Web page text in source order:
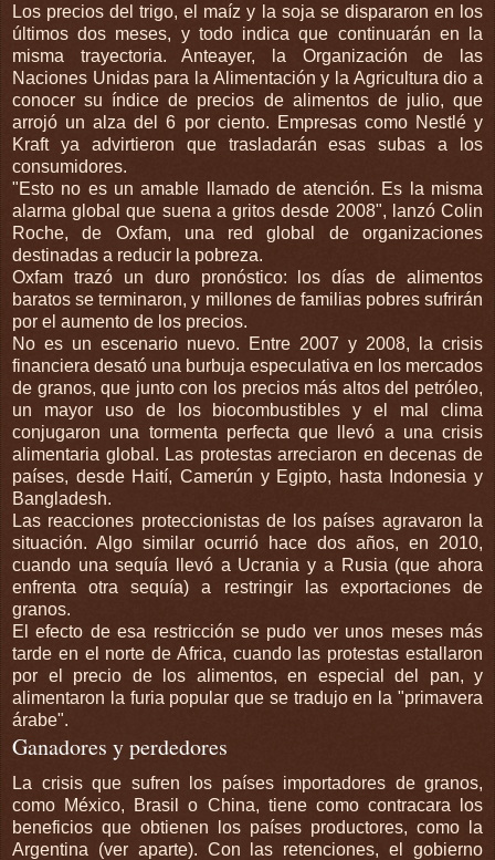
Los precios del trigo, el maíz y la soja se dispararon en los
últimos dos meses, y todo indica que continuarán en la
misma trayectoria. Anteayer, la Organización de las
Naciones Unidas para la Alimentación y la Agricultura dio a
conocer su índice de precios de alimentos de julio, que
arrojó un alza del 6 por ciento. Empresas como Nestlé y
Kraft ya advirtieron que trasladarán esas subas a los
consumidores.
"Esto no es un amable llamado de atención. Es la misma
alarma global que suena a gritos desde 2008", lanzó Colin
Roche, de Oxfam, una red global de organizaciones
destinadas a reducir la pobreza.
Oxfam trazó un duro pronóstico: los días de alimentos
baratos se terminaron, y millones de familias pobres sufrirán
por el aumento de los precios.
No es un escenario nuevo. Entre 2007 y 2008, la crisis
financiera desató una burbuja especulativa en los mercados
de granos, que junto con los precios más altos del petróleo,
un mayor uso de los biocombustibles y el mal clima
conjugaron una tormenta perfecta que llevó a una crisis
alimentaria global. Las protestas arreciaron en decenas de
países, desde Haití, Camerún y Egipto, hasta Indonesia y
Bangladesh.
Las reacciones proteccionistas de los países agravaron la
situación. Algo similar ocurrió hace dos años, en 2010,
cuando una sequía llevó a Ucrania y a Rusia (que ahora
enfrenta otra sequía) a restringir las exportaciones de
granos.
El efecto de esa restricción se pudo ver unos meses más
tarde en el norte de Africa, cuando las protestas estallaron
por el precio de los alimentos, en especial del pan, y
alimentaron la furia popular que se tradujo en la "primavera
árabe".
Ganadores y perdedores
La crisis que sufren los países importadores de granos,
como México, Brasil o China, tiene como contracara los
beneficios que obtienen los países productores, como la
Argentina (ver aparte). Con las retenciones, el gobierno